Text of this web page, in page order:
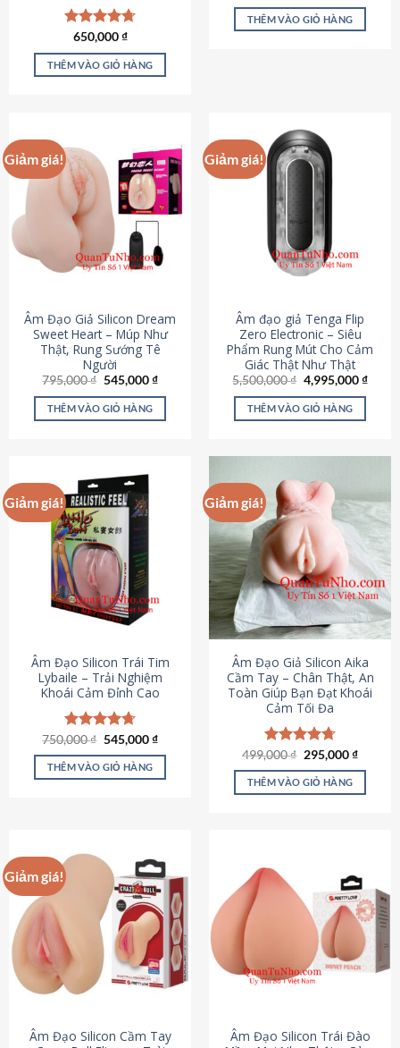
Được xếp
hạng4.75
5 sao
650,000₫
THÊM VÀO GIỎ HÀNG
là:
995,000 ₫.
tại
THÊM VÀO GIỎ HÀNG
Giảm giá!
Âm Đạo Giả Silicon Dream
Sweet Heart – Múp Như
Thật, Rung Sướng Tê
Người
795,000₫ Giá
là:
795,000 ₫.
545,000₫Giá
tại
545,000 ₫.
THÊM VÀO GIỎ HÀNG
Giảm giá!
Âm đạo giả Tenga Flip
Zero Electronic – Siêu
Phẩm Rung Mút Cho Cảm
Giác Thật Như Thật
5,500,000₫ Giá
gốc
là:
5,500,000 ₫.
4,995,000₫Giá
THÊM VÀO GIỎ HÀNG
Giảm giá!
Âm Đạo Silicon Trái Tim
Lybaile – Trải Nghiệm
Khoái Cảm Đỉnh Cao
Được xếp
hạng4.70
5 sao
750,000₫ Giá
là:
750,000 ₫.
545,000₫Giá
tại
545,000 ₫.
THÊM VÀO GIỎ HÀNG
Giảm giá!
Âm Đạo Giả Silicon Aika
Cầm Tay – Chân Thật, An
Toàn Giúp Bạn Đạt Khoái
Cảm Tối Đa
Được xếp
hạng4.75
5 sao
499,000₫ Giá
là:
499,000 ₫.
295,000₫Giá
tại
THÊM VÀO GIỎ HÀNG
Giảm giá!
Âm Đạo Silicon Cầm Tay
Âm Đạo Silicon Trái Đào